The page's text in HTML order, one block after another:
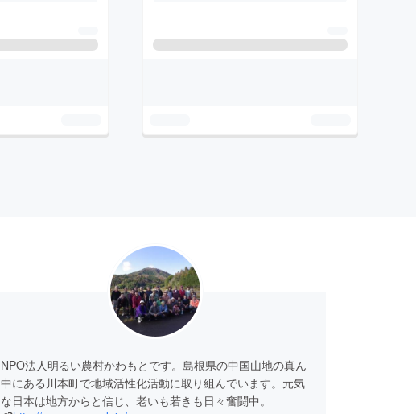
NPO法人明るい農村かわもとです。島根県の中国山地の真ん
中にある川本町で地域活性化活動に取り組んでいます。元気
な日本は地方からと信じ、老いも若きも日々奮闘中。